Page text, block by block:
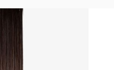
TAPE-IN